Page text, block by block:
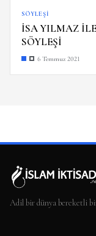
SÖYLEŞI
İSA YILMAZ
SÖYLEŞİ
6 Temmuz 2021
Adil bir dünya bereketli